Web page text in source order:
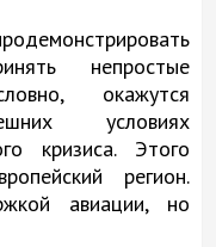
непростые
окажутся
условиях
кризиса. Этого
регион.
авиации, но